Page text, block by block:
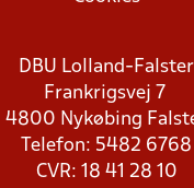
DBU Lolland-Falster
Frankrigsvej 7
4800 Nykøbing
Telefon: 5482 6768
CVR: 18 41 28 10